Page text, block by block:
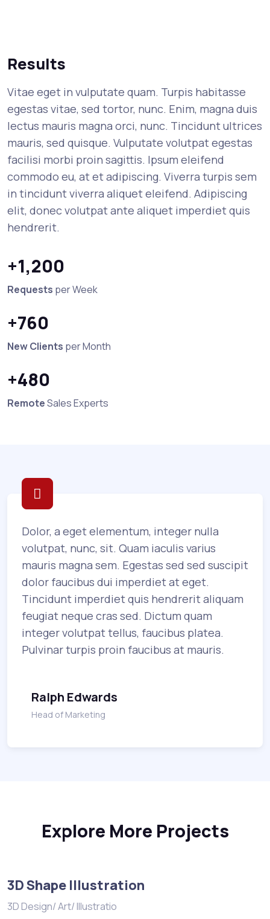
Results
Vitae eget in vulputate quam. Turpis habitasse
egestas vitae, sed tortor, nunc. Enim, magna duis
lectus mauris magna orci, nunc. Tincidunt ultrices
mauris, sed quisque. Vulputate volutpat egestas
facilisi morbi proin sagittis. Ipsum eleifend
commodo eu, at et adipiscing. Viverra turpis sem
in tincidunt viverra aliquet eleifend. Adipiscing
elit, donec volutpat ante aliquet imperdiet quis
hendrerit.
+1,200
Requests per Week
+760
New Clients per Month
+480
RemoteSales Experts
Dolor, a eget elementum, integer nulla
volutpat, nunc, sit. Quam iaculis varius
mauris magna sem. Egestas sed sed suscipit
dolor faucibus dui imperdiet at eget.
Tincidunt imperdiet quis hendrerit aliquam
feugiat neque cras sed. Dictum quam
integer volutpat tellus, faucibus platea.
Pulvinar turpis proin faucibus at mauris.
Ralph Edwards
Head of Marketing
Explore More Projects
3D Shape Illustration
3D Design/ Art/ Illustratio